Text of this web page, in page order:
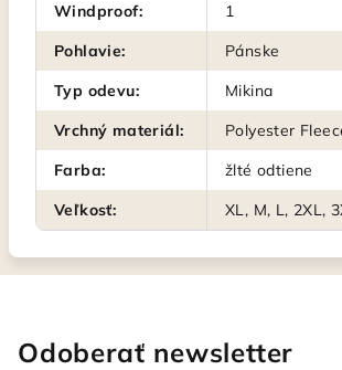
Windproof:
1
Pohlavie:
Pánske
Typ odevu:
Mikina
Vrchný materiál:
Polyester
Farba:
žlté odtiene
Veľkosť: XL, M, L, 2XL,
Odoberať newsletter